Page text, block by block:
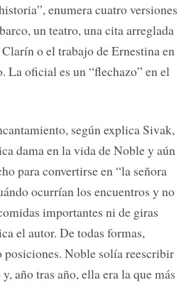
enumera cuatro versiones
un teatro, una cita arreglada
o el trabajo de Ernestina en
La oficial es un “flechazo” en el
según explica Sivak,
dama en la vida de Noble y aún
para convertirse en “la señora
ocurrían los encuentros y no
importantes ni de giras
el autor. De todas formas,
posiciones. Noble solía reescribir
año tras año, ella era la que más